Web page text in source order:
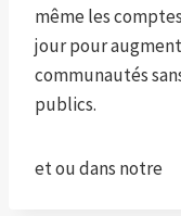
même les
jour pour
communautés
publics.
etou dans notre